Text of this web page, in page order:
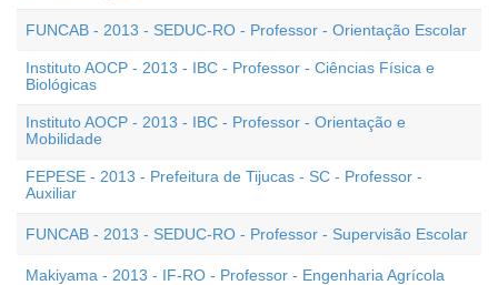
FUNCAB - 2013 - SEDUC-RO - Professor - Orientação Escolar
Instituto AOCP - 2013 - IBC - Professor - Ciências Física e
Biológicas
Instituto AOCP - 2013 - IBC - Professor - Orientação e
Mobilidade
FEPESE - 2013 - Prefeitura de Tijucas - SC - Professor -
Auxiliar
FUNCAB - 2013 - SEDUC-RO - Professor - Supervisão Escolar
Makiyama - 2013 - IF-RO - Professor - Engenharia Agrícola